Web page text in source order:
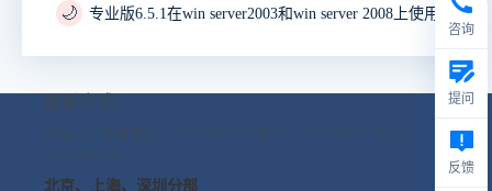
🌙
联系方式
联系人：杨苗 电话：13165050229 微信：13165050229
2692096539
北京、上海、深圳分部
咨询
提问
反馈